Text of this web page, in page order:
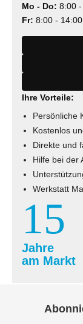
Mo - Do: 8:00
Fr: 8:00 -
Ihre Vorteile:
Persönliche
Kostenlos
Direkte und
Hilfe bei der
Werkstatt
15
Jahre
am Markt